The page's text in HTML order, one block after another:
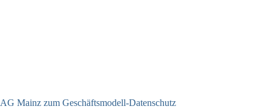
AG Mainz zum Geschäftsmodell-Datenschutz